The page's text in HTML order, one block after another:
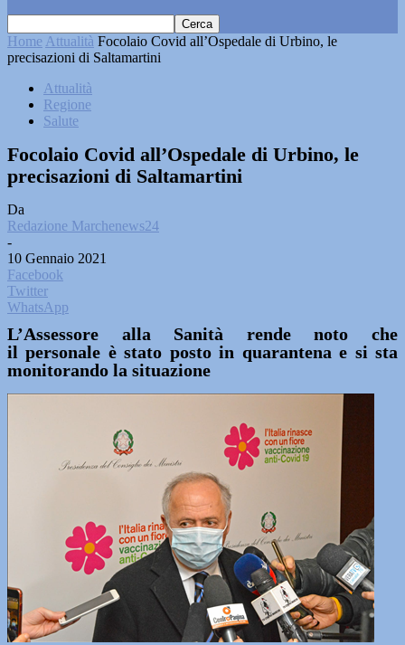
Home Attualità Focolaio Covid all’Ospedale di Urbino, le
precisazioni di Saltamartini
Attualità
Regione
Salute
Focolaio Covid all’Ospedale di Urbino, le
precisazioni di Saltamartini
Da
Redazione Marchenews24
-
10 Gennaio 2021
Facebook
Twitter
WhatsApp
L’Assessore alla Sanità rende noto che
il personale è stato posto in quarantena e si sta
monitorando la situazione